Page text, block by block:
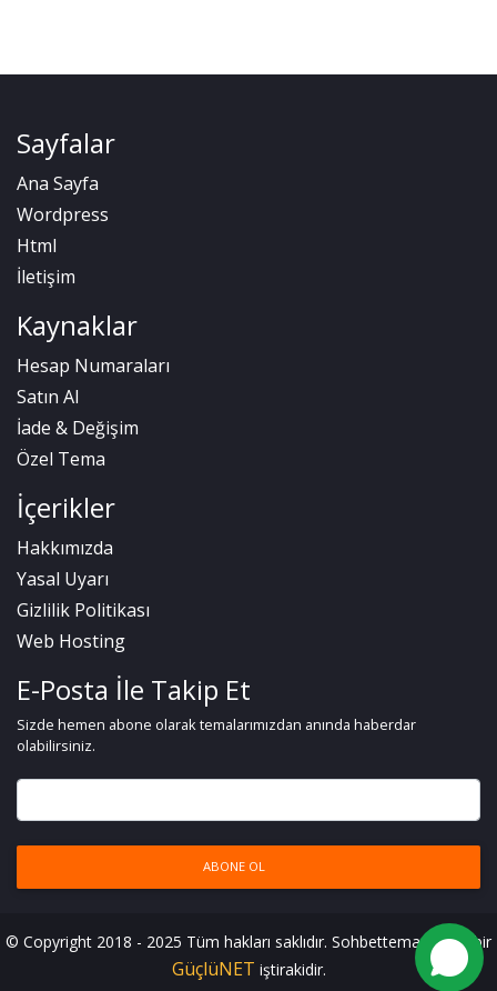
Sayfalar
Ana Sayfa
Wordpress
Html
İletişim
Kaynaklar
Hesap Numaraları
Satın Al
İade & Değişim
Özel Tema
İçerikler
Hakkımızda
Yasal Uyarı
Gizlilik Politikası
Web Hosting
E-Posta İle Takip Et
Sizde hemen abone olarak temalarımızdan anında haberdar
olabilirsiniz.
ABONE OL
© Copyright 2018 - 2025 Tüm hakları saklıdır. Sohbettemasi.Com bir
GüçlüNET iştirakidir.